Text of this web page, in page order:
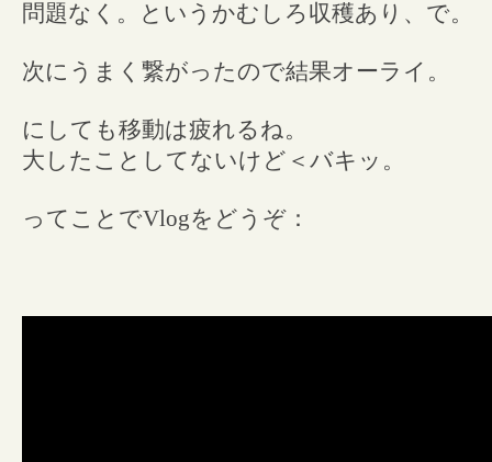
問題なく。というかむしろ収穫あり、で。
次にうまく繋がったので結果オーライ。
にしても移動は疲れるね。
大したことしてないけど＜バキッ。
ってことでVlogをどうぞ：